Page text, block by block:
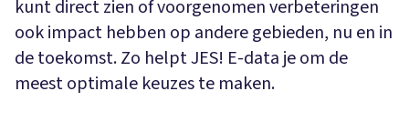
kunt direct zien of voorgenomen verbeteringen
ook impact hebben op andere gebieden, nu en in
de toekomst. Zo helpt JES! E-data je om de
meest optimale keuzes te maken.